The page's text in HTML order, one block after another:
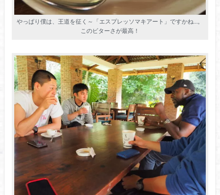
やっぱり僕は、王道を征く～「エスプレッソマキアート」ですかね…。
このビターさが最高！